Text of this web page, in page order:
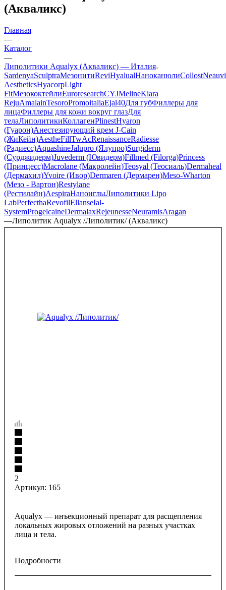
(Акваликс)
Главная
—
Каталог
—
Липолитики Aqualyx (Акваликс) — Италия
SardenyaSculptraМезонитиReviHyalualНаноканюлиCollost
AestheticsHyacorpLight
FitМезококтейлиEuroresearchCYJMelineKiara
RejuAmalainTesoroPromoitaliaEjal40Для губФиллеры для
лицаФиллеры для кожи вокруг глазДля
телаЛиполитикиКоллагенPlinestHyaron
(Гуарон)Анестезирующий крем J-Cain
(ЖиКейн)AestheFillTwAcRenaissanceRadiesse
(Радиесс)AquashineJalupro (Ялупро)Surgiderm
(Сурджидерм)Juvederm (Ювидерм)Fillmed (Filorga)Princess
(Принцесс)Macrolane (Макролейн)Teosyal (Теосиаль)Dermaheal
(Дермахил)Yvoire (Ивор)Dermaren (Дермарен)Meso-Wharton
(Мезо - Вартон)Restylane
(Рестилайн)AespiraНаноиглыЛиполитики Lipo
LabPerfecthaRevofilEllanseIal-
SystemProgelcaineDermalaxRejeunesseNeuramisAragan
—Липолитик Aqualyx /Липолитик/ (Акваликс)
2
Артикул: 165
Aqualyx — инъекционный препарат для расщепления
локальных жировых отложений на разных участках
лица и тела.
Подробности